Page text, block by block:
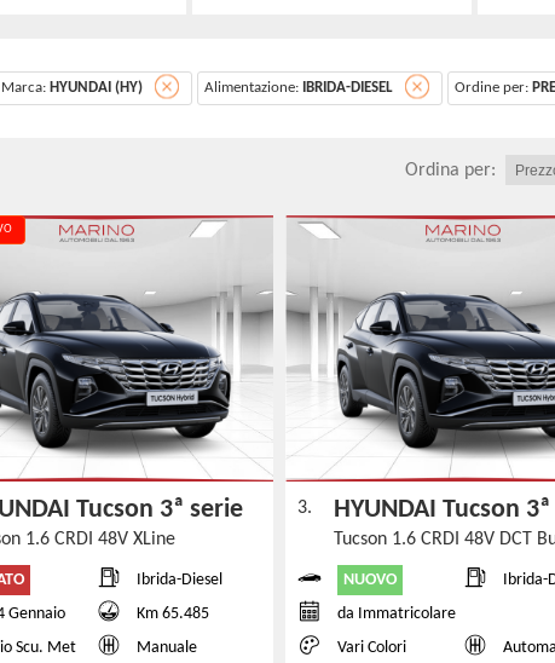
Marca: HYUNDAI (HY) Alimentazione: IBRIDA-DIESEL Ordine per:
Ordina per:
Tucson 3ª serie
1.6 CRDI 48V XLine
Ibrida-Diesel
Gennaio
Km 65.485
Scu. Met
Manuale
3. HYUNDAI Tucson
Tucson 1.6 CRDI 48V DCT
NUOVO
Ibrida-
da Immatricolare
Vari Colori